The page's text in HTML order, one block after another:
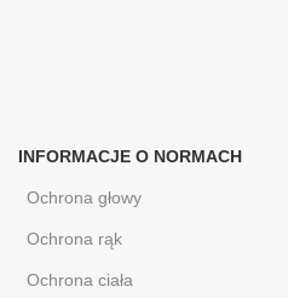
INFORMACJE O NORMACH
Ochrona głowy
Ochrona rąk
Ochrona ciała